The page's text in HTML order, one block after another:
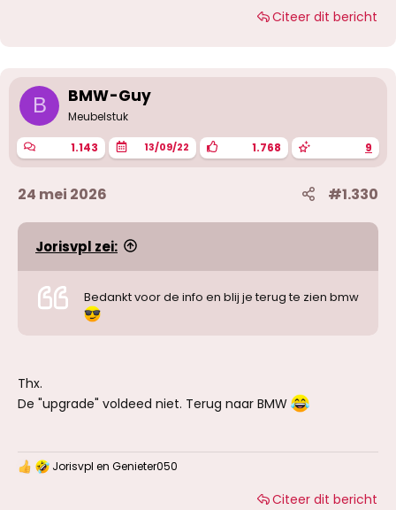
n
g
n
:
Citeer dit bericht
B BMW-Guy
Meubelstuk
1.143 13/09/22 1.768 9
24 mei 2026 #1.330
Jorisvpl zei:
Bedankt voor de info en blij je terug te zien bmw
Thx.
De "upgrade" voldeed niet. Terug naar BMW
W
Jorisvpl en Genieter050
Citeer dit bericht